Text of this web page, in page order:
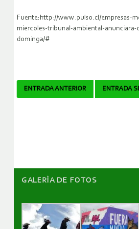
Fuente:http://www.pulso.cl/empresas-
miercoles-tribunal-ambiental-
dominga/#
Navegador
ENTRADA ANTERIOR ENTRADA
GALERÌA DE FOTOS